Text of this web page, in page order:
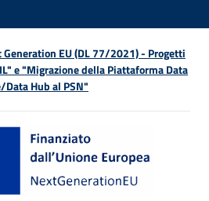
EU (DL 77/2021) - Progetti
e "Migrazione della Piattaforma Data
Data Hub al PSN"